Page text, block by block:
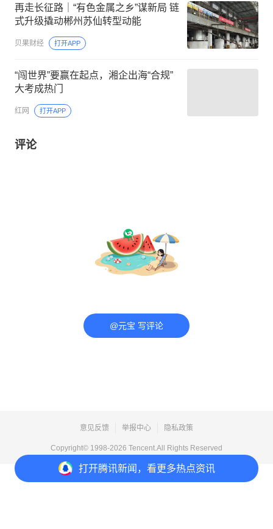
打开腾讯新闻，看更多热点资讯
再走长征路｜“有色金属之乡”谋新局 链
式升级撬动郴州苏仙转型动能
贝果财经 打开APP
“闯世界”要赢在起点，湘企出海“合规”
大考成热门
红网 打开APP
评论
@元宝 写评论
意见反馈 举报中心 隐私政策
Copyright© 1998-2026 Tencent.All Rights Reserved